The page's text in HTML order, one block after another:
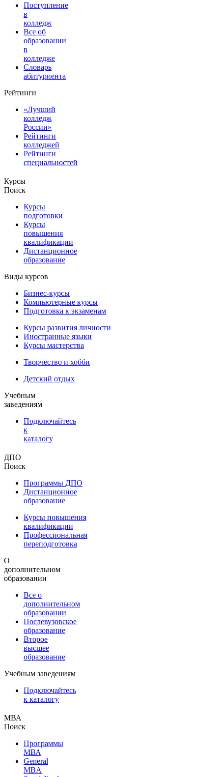
Поступление
в
колледж
Все об
образовании
в
колледже
Словарь
абитуриента
Рейтинги
«Лучший
колледж
России»
Рейтинги
колледжей
Рейтинги
специальностей
Курсы
Поиск
Курсы
подготовки
Курсы
повышения
квалификации
Дистанционное
образование
Виды курсов
Бизнес-курсы
Компьютерные курсы
Подготовка к экзаменам
Курсы развития личности
Иностранные языки
Курсы мастерства
Творчество и хобби
Детский отдых
Учебным
заведениям
Подключайтесь
к
каталогу
ДПО
Поиск
Программы ДПО
Дистанционное
образование
Курсы повышения
квалификации
Профессиональная
переподготовка
О
дополнительном
образовании
Все о
дополнительном
образовании
Послевузовское
образование
Второе
высшее
образование
Учебным заведениям
Подключайтесь
к каталогу
МВА
Поиск
Программы
МВА
General
MBA